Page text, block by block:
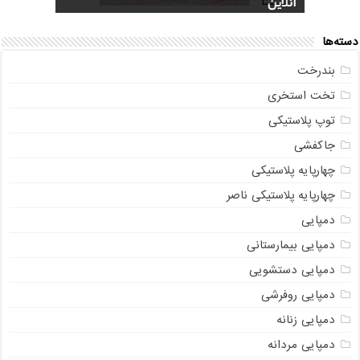
دسته‌ها
بندرخت
تخت استخری
توپ پلاستیکی
جاکفشی
چهارپایه پلاستیکی
چهارپایه پلاستیکی ناصر
دمپایی
دمپایی بیمارستانی
دمپایی دستشویی
دمپایی روفرشی
دمپایی زنانه
دمپایی مردانه